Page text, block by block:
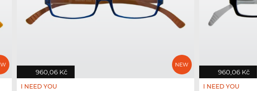
960,06 Kč
I NEED YOU
960,06 Kč
I NEED YOU